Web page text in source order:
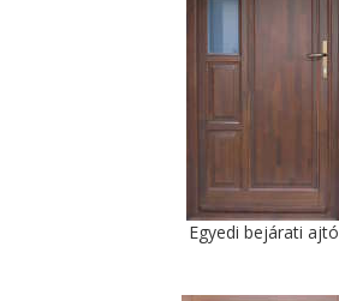
Egyedi bejárati ajtó